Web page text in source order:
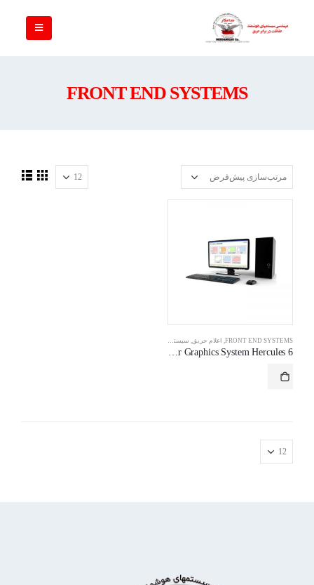
FRONT END SYSTEMS
FRONT END SYSTEMS اعلام حریق سیستم آدرس پذیر دیجیتال هوشمند